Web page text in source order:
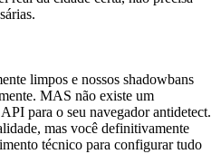
limpos e nossos shadowbans
MAS não existe um
para o seu navegador antidetect.
mas você definitivamente
técnico para configurar tudo